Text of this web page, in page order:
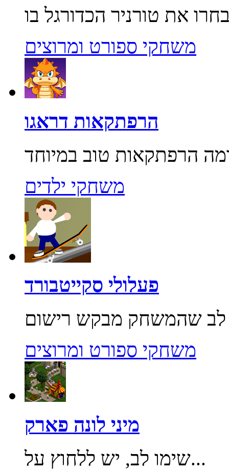
משחקי ספורט ומרוצים
הרפתקאות דראגו
משחקי ילדים
פעלולי סקייטבורד
משחקי ספורט ומרוצים
מיני לונה פארק
שימו לב, יש ללחוץ על...